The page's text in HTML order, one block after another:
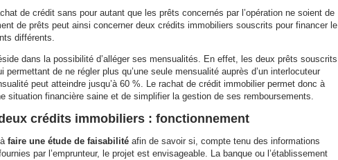
de crédit sans pour autant que les prêts concernés par l’opération ne soient de
de prêts peut ainsi concerner deux crédits immobiliers souscrits pour financer le
différents.
dans la possibilité d’alléger ses mensualités. En effet, les deux prêts souscrits
permettant de ne régler plus qu’une seule mensualité auprès d’un interlocuteur
peut atteindre jusqu’à 60 %. Le rachat de crédit immobilier permet donc à
situation financière saine et de simplifier la gestion de ses remboursements.
crédits immobiliers : fonctionnement
faire une étude de faisabilité afin de savoir si, compte tenu des informations
par l’emprunteur, le projet est envisageable. La banque ou l’établissement